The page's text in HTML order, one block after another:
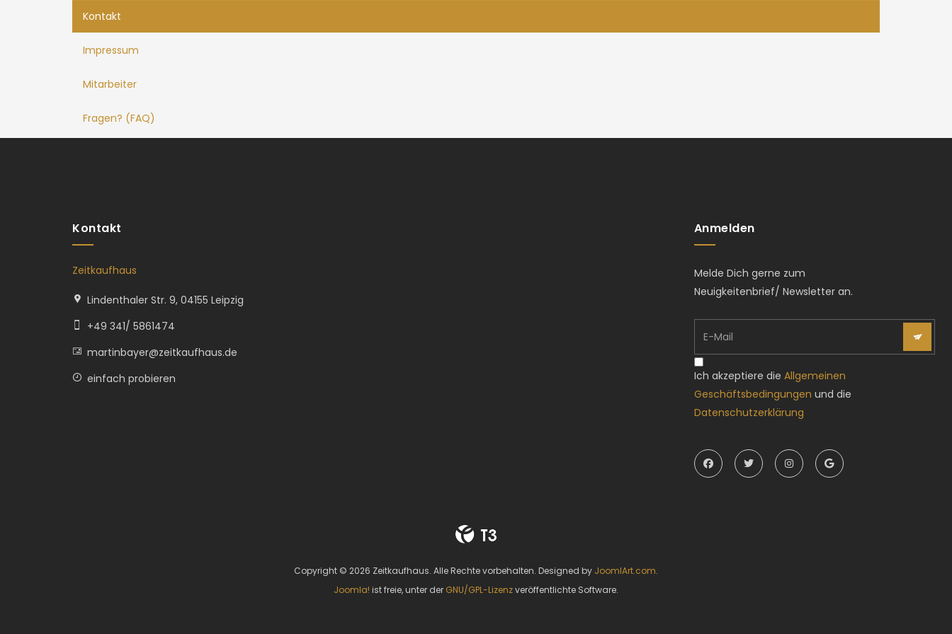
Kontakt
Impressum
Mitarbeiter
Fragen? (FAQ)
Kontakt
Zeitkaufhaus
Lindenthaler Str. 9, 04155 Leipzig
+49 341/ 5861474
martinbayer@zeitkaufhaus.de
einfach probieren
Anmelden
Melde Dich gerne zum
Neuigkeitenbrief/ Newsletter an.
Ich akzeptiere die Allgemeinen
Geschäftsbedingungen und die
Datenschutzerklärung
Copyright © 2026 Zeitkaufhaus. Alle Rechte vorbehalten. Designed by JoomlArt.com.
Joomla! ist freie, unter der GNU/GPL-Lizenzveröffentlichte Software.